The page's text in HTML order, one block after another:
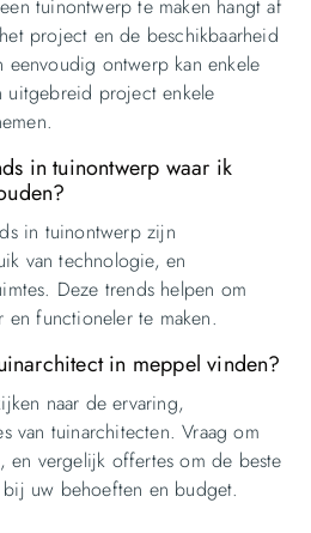
tuinontwerp te maken hangt af
project en de beschikbaarheid
eenvoudig ontwerp kan enkele
uitgebreid project enkele
in tuinontwerp waar ik
in tuinontwerp zijn
van technologie, en
Deze trends helpen om
functioneler te maken.
in meppel vinden?
naar de ervaring,
van tuinarchitecten. Vraag om
en vergelijk offertes om de beste
uw behoeften en budget.